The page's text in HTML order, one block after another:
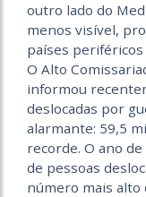
outro lado do
menos visível,
países periféricos
O Alto
informou
deslocadas por
alarmante: 59,5
recorde. O ano
de pessoas
número mais alto